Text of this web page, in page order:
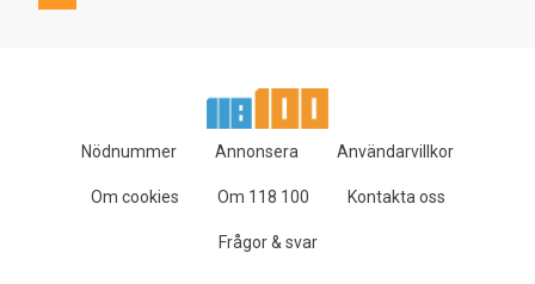
Nödnummer Annonsera Användarvillkor
Om cookies Om 118 100 Kontakta oss
Frågor & svar